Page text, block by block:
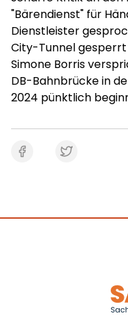
"Bärendienst" für
Dienstleister
City-Tunnel
Simone Borris
DB-Bahnbrücke in
2024 pünktlich